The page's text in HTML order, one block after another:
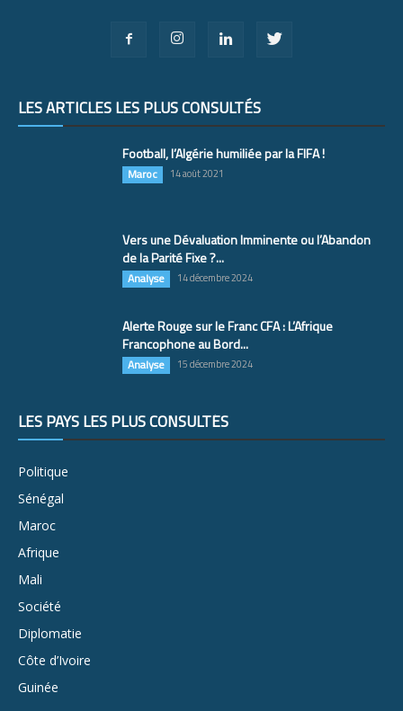
LES ARTICLES LES PLUS CONSULTÉS
Football, l’Algérie humiliée par la FIFA !
Maroc 14 août 2021
Vers une Dévaluation Imminente ou l’Abandon
de la Parité Fixe ?...
Analyse 14 décembre 2024
Alerte Rouge sur le Franc CFA : L’Afrique
Francophone au Bord...
Analyse 15 décembre 2024
LES PAYS LES PLUS CONSULTÉS
Politique
Sénégal
Maroc
Afrique
Mali
Société
Diplomatie
Côte d’Ivoire
Guinée